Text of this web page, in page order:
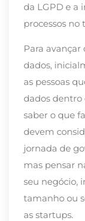
da LGPD e a
processos no
Para
dados,
as pessoas
dados dentro
saber o que
devem
jornada de
mas pensar
seu negócio,
tamanho ou
as startups.